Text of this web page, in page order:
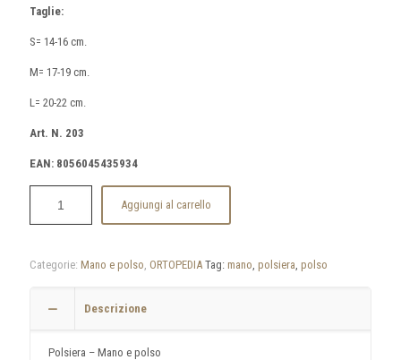
Taglie:
S= 14-16 cm.
M= 17-19 cm.
L= 20-22 cm.
Art. N. 203
EAN: 8056045435934
Aggiungi al carrello
Categorie: Mano e polso, ORTOPEDIA Tag: mano, polsiera, polso
Descrizione
Polsiera – Mano e polso